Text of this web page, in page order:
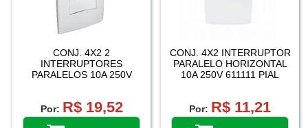
CONJ. 4X2 2
INTERRUPTORES
PARALELOS 10A 250V
Por: R$ 19,52
CONJ. 4X2 INTERRUPTOR
PARALELO HORIZONTAL
10A 250V 611111 PIAL
Por: R$ 11,21